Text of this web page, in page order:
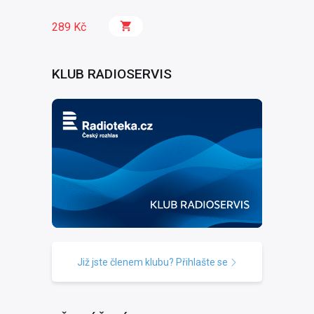
289 Kč
KLUB RADIOSERVIS
Již jste členem klubu? Přihlašte se